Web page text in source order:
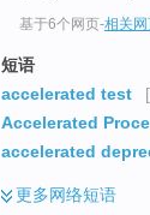
基于6个网页-相关
短语
accelerated test
Accelerated
accelerated
更多网络短语